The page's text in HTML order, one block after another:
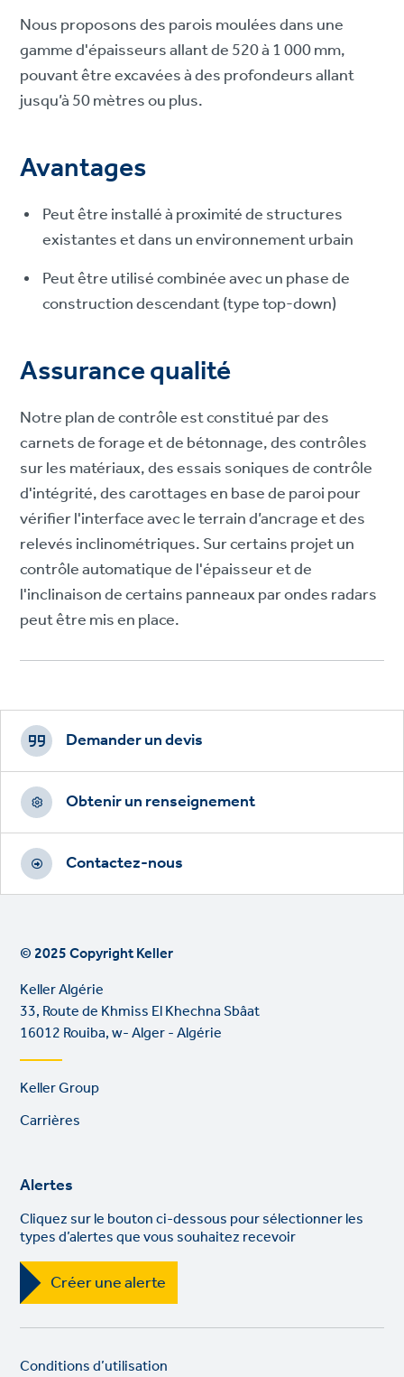
Nous proposons des parois moulées dans une
gamme d'épaisseurs allant de 520 à 1 000 mm,
pouvant être excavées à des profondeurs allant
jusqu’à 50 mètres ou plus.
Avantages
Peut être installé à proximité de structures
existantes et dans un environnement urbain
Peut être utilisé combinée avec un phase de
construction descendant (type top-down)
Assurance qualité
Notre plan de contrôle est constitué par des
carnets de forage et de bétonnage, des contrôles
sur les matériaux, des essais soniques de contrôle
d'intégrité, des carottages en base de paroi pour
vérifier l'interface avec le terrain d’ancrage et des
relevés inclinométriques. Sur certains projet un
contrôle automatique de l'épaisseur et de
l'inclinaison de certains panneaux par ondes radars
peut être mis en place.
Footer
CTAs
Demander un devis
Obtenir un renseignement
Contactez-nous
© 2025 Copyright Keller
Keller Algérie
33, Route de Khmiss El Khechna Sbâat
16012 Rouiba, w- Alger - Algérie
Footer
links
Keller Group
Carrières
Alertes
Cliquez sur le bouton ci-dessous pour sélectionner les
types d’alertes que vous souhaitez recevoir
Créer une alerte
Legal
Conditions d’utilisation